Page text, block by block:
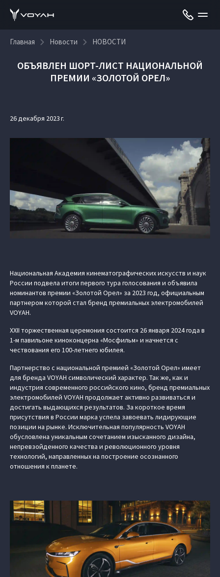
Главная Новости НОВОСТИ
ОБЪЯВЛЕН ШОРТ-ЛИСТ НАЦИОНАЛЬНОЙ
ПРЕМИИ «ЗОЛОТОЙ ОРЕЛ»
26 декабря 2023 г.
Национальная Академия кинематографических искусств и наук
России подвела итоги первого тура голосования и объявила
номинантов премии «Золотой Орел» за 2023 год, официальным
партнером которой стал бренд премиальных электромобилей
VOYAH.
XXII торжественная церемония состоится 26 января 2024 года в
1-м павильоне киноконцерна «Мосфильм» и начнется с
чествования его 100-летнего юбилея.
Партнерство с национальной премией «Золотой Орел» имеет
для бренда VOYAH символический характер. Так же, как и
индустрия современного российского кино, бренд премиальных
электромобилей VOYAH продолжает активно развиваться и
достигать выдающихся результатов. За короткое время
присутствия в России марка успела завоевать лидирующие
позиции на рынке. Исключительная популярность VOYAH
обусловлена уникальным сочетанием изысканного дизайна,
непревзойденного качества и революционного уровня
технологий, направленных на построение осознанного
отношения к планете.